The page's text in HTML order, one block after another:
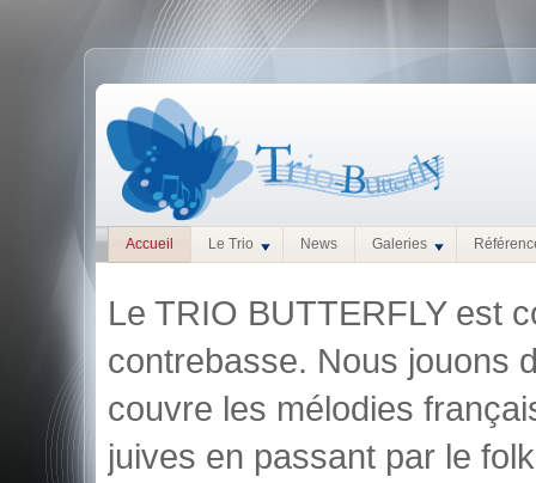
Accueil Le Trio News Galeries
Le TRIO BUTTERFLY est
contrebasse. Nous jouons
couvre les mélodies
juives en passant par le